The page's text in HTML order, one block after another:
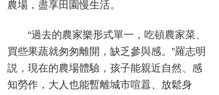
農場，盡享田園慢生活。
“過去的農家樂形式單一，吃頓農家菜、
買些果蔬就匆匆離開，缺乏參與感。”羅志明
説，現在的農場體驗，孩子能親近自然、感
知勞作，大人也能暫離城市喧囂、放鬆身